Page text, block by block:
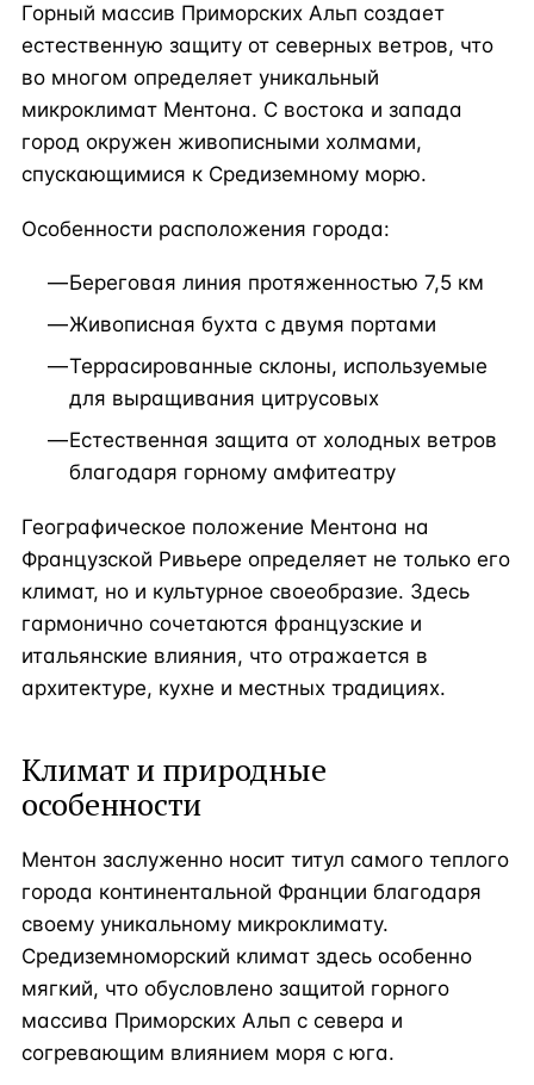
Горный массив Приморских Альп создает
естественную защиту от северных ветров, что
во многом определяет уникальный
микроклимат Ментона. С востока и запада
город окружен живописными холмами,
спускающимися к Средиземному морю.
Особенности расположения города:
Береговая линия протяженностью 7,5 км
Живописная бухта с двумя портами
Террасированные склоны, используемые
для выращивания цитрусовых
Естественная защита от холодных ветров
благодаря горному амфитеатру
Географическое положение Ментона на
Французской Ривьере определяет не только его
климат, но и культурное своеобразие. Здесь
гармонично сочетаются французские и
итальянские влияния, что отражается в
архитектуре, кухне и местных традициях.
Климат и природные
особенности
Ментон заслуженно носит титул самого теплого
города континентальной Франции благодаря
своему уникальному микроклимату.
Средиземноморский климат здесь особенно
мягкий, что обусловлено защитой горного
массива Приморских Альп с севера и
согревающим влиянием моря с юга.